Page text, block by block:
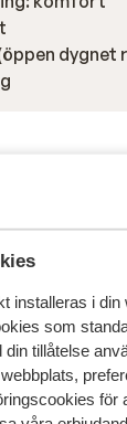
installeras i
som
tillåtelse
för
dygnet